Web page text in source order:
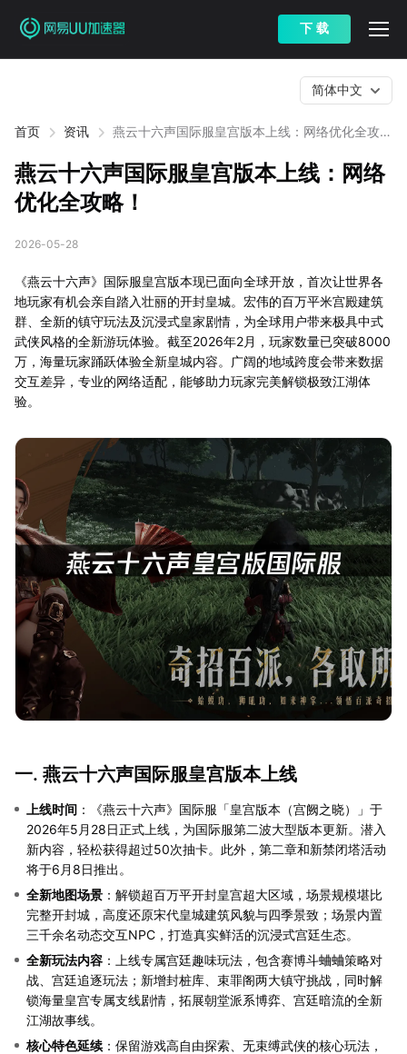
下 载
首页 资讯
燕云十六声国际服皇宫版本上线：网络优化全攻
简体中文
燕云十六声国际服皇宫版本上线：网络
优化全攻略！
2026-05-28
《燕云十六声》国际服皇宫版本现已面向全球开放，首次让世界各
地玩家有机会亲自踏入壮丽的开封皇城。宏伟的百万平米宫殿建筑
群、全新的镇守玩法及沉浸式皇家剧情，为全球用户带来极具中式
武侠风格的全新游玩体验。截至2026年2月，玩家数量已突破8000
万，海量玩家踊跃体验全新皇城内容。广阔的地域跨度会带来数据
交互差异，专业的网络适配，能够助力玩家完美解锁极致江湖体
验。
一. 燕云十六声国际服皇宫版本上线
上线时间 ：《燕云十六声》国际服「皇宫版本（宫阙之晓）」于
2026年5月28日正式上线，为国际服第二波大型版本更新。潜入
新内容，轻松获得超过50次抽卡。此外，第二章和新禁闭塔活动
将于6月8日推出。
全新地图场景 ：解锁超百万平开封皇宫超大区域，场景规模堪比
完整开封城，高度还原宋代皇城建筑风貌与四季景致；场景内置
三千余名动态交互NPC，打造真实鲜活的沉浸式宫廷生态。
全新玩法内容 ：上线专属宫廷趣味玩法，包含赛博斗蛐蛐策略对
战、宫廷追逐玩法；新增封桩库、束罪阁两大镇守挑战，同时解
锁海量皇宫专属支线剧情，拓展朝堂派系博弈、宫廷暗流的全新
江湖故事线。
核心特色延续：保留游戏高自由探索、无束缚武侠的核心玩法，